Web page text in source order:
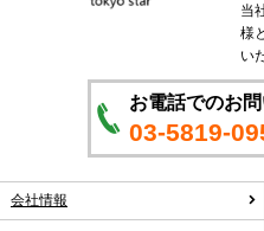
当
様
い
お電話でのお
03-5819-
会社情報